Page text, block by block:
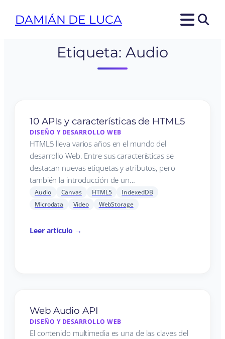
DAMIÁN DE LUCA
Etiqueta: Audio
10 APIs y características de HTML5
DISEÑO Y DESARROLLO WEB
HTML5 lleva varios años en el mundo del
desarrollo Web. Entre sus características se
destacan nuevas etiquetas y atributos, pero
también la introducción de un…
Audio Canvas HTML5
IndexedDB
Microdata
Video WebStorage
Leer artículo →
Web Audio API
DISEÑO Y DESARROLLO WEB
El contenido multimedia es una de las claves del